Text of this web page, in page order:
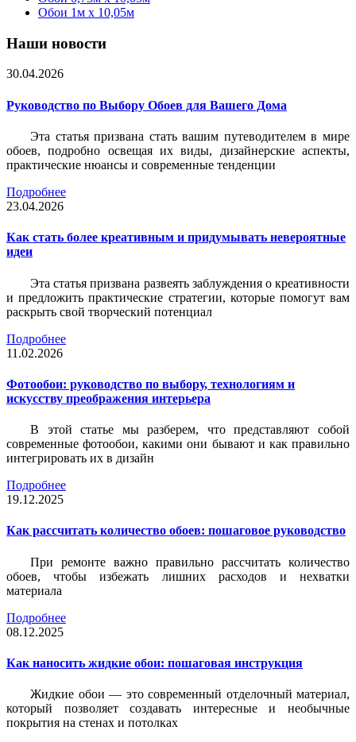
Обои 1м х 10,05м
Наши новости
30.04.2026
Руководство по Выбору Обоев для Вашего Дома
Эта статья призвана стать вашим путеводителем в мире
обоев, подробно освещая их виды, дизайнерские аспекты,
практические нюансы и современные тенденции
Подробнее
23.04.2026
Как стать более креативным и придумывать невероятные
идеи
Эта статья призвана развеять заблуждения о креативности
и предложить практические стратегии, которые помогут вам
раскрыть свой творческий потенциал
Подробнее
11.02.2026
Фотообои: руководство по выбору, технологиям и
искусству преображения интерьера
В этой статье мы разберем, что представляют собой
современные фотообои, какими они бывают и как правильно
интегрировать их в дизайн
Подробнее
19.12.2025
Как рассчитать количество обоев: пошаговое руководство
При ремонте важно правильно рассчитать количество
обоев, чтобы избежать лишних расходов и нехватки
материала
Подробнее
08.12.2025
Как наносить жидкие обои: пошаговая инструкция
Жидкие обои — это современный отделочный материал,
который позволяет создавать интересные и необычные
покрытия на стенах и потолках